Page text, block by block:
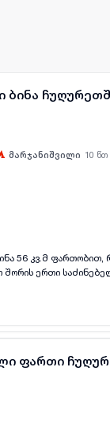
ბინა
მარჯანიშვილი 10 წთ
56 კვ.მ
შორის ერთი
სიმშვიდესა
ფართი